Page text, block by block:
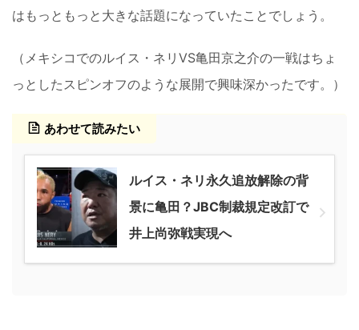
はもっともっと大きな話題になっていたことでしょう。
（メキシコでのルイス・ネリVS亀田京之介の一戦はちょ
っとしたスピンオフのような展開で興味深かったです。）
あわせて読みたい
ルイス・ネリ永久追放解除の背
景に亀田？JBC制裁規定改訂で
井上尚弥戦実現へ